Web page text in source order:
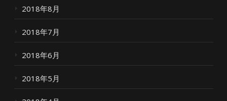
2018年8月
2018年7月
2018年6月
2018年5月